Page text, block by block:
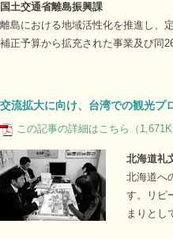
国土交通省離島振興課
離島における地域活性化を推進し、
補正予算から拡充された事業及び同
交流拡大に向け、台湾での観光プ
この記事の詳細はこちら（
北海道礼
北海道へ
す。リピ
まりとし